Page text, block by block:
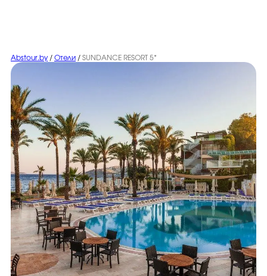
Abstour.by / Отели / SUNDANCE RESORT 5*